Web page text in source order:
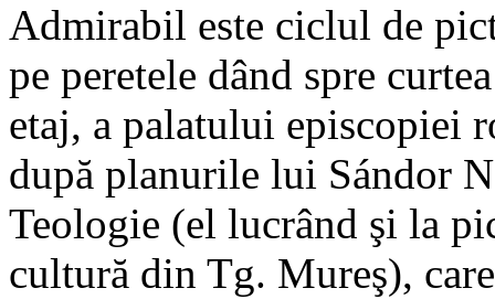
Admirabil este ciclul de
pe peretele dând spre
etaj, a palatului episcopiei
după planurile lui Sándor
Teologie (el lucrând şi la
cultură din Tg. Mureş),